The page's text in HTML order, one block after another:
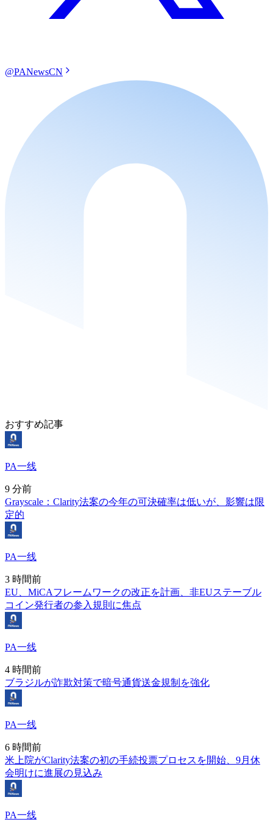
@PANewsCN
おすすめ記事
PA一线
9 分前
Grayscale：Clarity法案の今年の可決確率は低いが、影響は限
定的
PA一线
3 時間前
EU、MiCAフレームワークの改正を計画、非EUステーブル
コイン発行者の参入規則に焦点
PA一线
4 時間前
ブラジルが詐欺対策で暗号通貨送金規制を強化
PA一线
6 時間前
米上院がClarity法案の初の手続投票プロセスを開始、9月休
会明けに進展の見込み
PA一线